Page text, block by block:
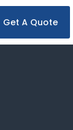
Get A Quote